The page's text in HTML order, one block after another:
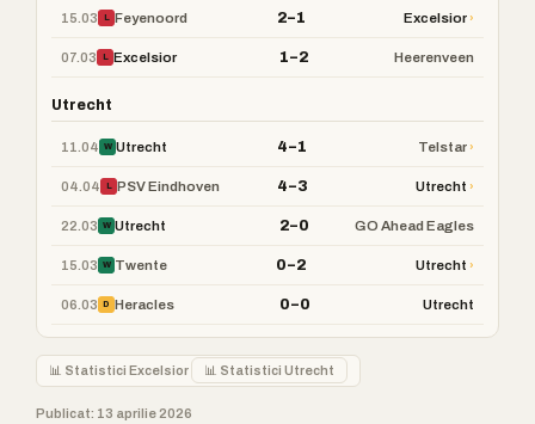
15.03 L Feyenoord 2–1 Excelsior›
07.03 L Excelsior 1–2 Heerenveen
Utrecht
11.04 W Utrecht 4–1 Telstar›
04.04 L PSV Eindhoven 4–3 Utrecht ›
22.03 W Utrecht 2–0 GO Ahead Eagles
15.03 W Twente 0–2 Utrecht ›
06.03 D Heracles 0–0 Utrecht
📊 Statistici Excelsior 📊 Statistici Utrecht
Publicat: 13 aprilie 2026